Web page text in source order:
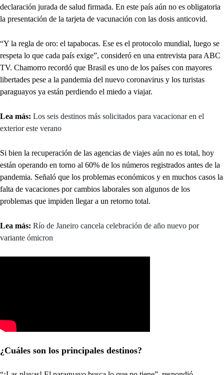
declaración jurada de salud firmada. En este país aún no es obligatoria
la presentación de la tarjeta de vacunación con las dosis anticovid.
“Y la regla de oro: el tapabocas. Ese es el protocolo mundial, luego se
respeta lo que cada país exige”, consideró en una entrevista para ABC
TV. Chamorro recordó que Brasil es uno de los países con mayores
libertades pese a la pandemia del nuevo coronavirus y los turistas
paraguayos ya están perdiendo el miedo a viajar.
Lea más: Los seis destinos más solicitados para vacacionar en el
exterior este verano
Si bien la recuperación de las agencias de viajes aún no es total, hoy
están operando en torno al 60% de los números registrados antes de la
pandemia. Señaló que los problemas económicos y en muchos casos la
falta de vacaciones por cambios laborales son algunos de los
problemas que impiden llegar a un retorno total.
Lea más: Río de Janeiro cancela celebración de año nuevo por
variante ómicron
¿Cuáles son los principales destinos?